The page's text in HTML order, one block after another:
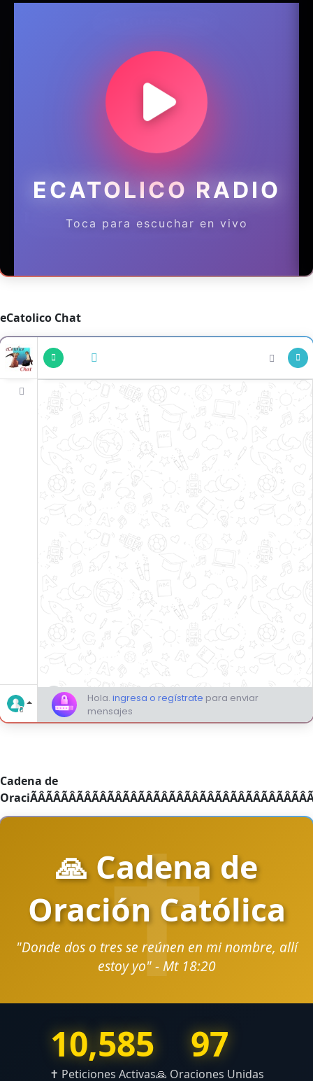
eCatolico Chat
Cadena de OraciÃÂÃÂÃÂÃÂÃÂÃÂÃÂÃÂÃÂÃÂÃÂÃÂÃÂÃÂÃÂÃÂÃÂÃÂÃÂÃÂÃÂÃÂÃÂÃÂÃÂÃÂÃÂÃÂÃÂÃÂÃÂÃÂÃÂÃÂÃÂÃÂÃÂÃÂÃÂÃÂÃÂÃÂÃÂÃÂÃÂÃÂÃÂÃÂÃÂÃÂÃÂÃÂÃÂÃÂÃÂÃÂÃÂÃÂÃÂÃÂÃÂÃÂÃÂÃÂÃÂÃÂÃÂÃÂÃÂÃÂÃÂÃÂÃÂÃÂÃÂÃÂÃÂÃÂÃÂÃÂÃÂÃÂÃÂÃÂÃÂÃÂÃÂÃÂÃÂÃÂÃÂÃÂÃÂÃÂÃÂÃÂÃÂÃÂÃÂÃÂÃÂÃÂÃÂÃÂÃÂÃÂÃÂÃÂÃÂÃÂÃÂÃÂÃÂÃÂÃÂÃÂÃÂÃÂÃÂÃÂÃÂÃÂÃÂÃÂÃÂÃÂÃÂÃÂÃÂÃÂÃÂÃÂÃÂÃÂÃÂÃÂÃÂÃÂÃÂÃÂÃÂÃÂÃÂÃÂÃÂÃÂÃÂÃÂÃÂÃÂÃÂÃÂÃÂÃÂÃÂÃÂÃÂÃÂÃÂÃÂÃÂÃÂÃÂÃÂÃÂÃÂÃÂÃÂÃÂÃÂÃÂÃÂÃÂÃÂÃÂÃÂÃÂÃÂÃÂÃÂÃÂÃÂÃÂÃÂÃÂÃÂÃÂÃÂÃÂÃÂÃÂÃÂÃÂÃÂÃÂÃÂÃÂÃÂÃÂÃÂÃÂÃÂÃÂÃÂÃÂÃÂÃÂÃÂÃÂÃÂÃÂÃÂÃÂÃÂÃÂÃÂÃÂÃÂÃÂÃÂÃÂÃÂÃÂÃÂÃÂÃÂÃÂÃÂÃÂÃÂÃÂÃÂÃÂÃÂÃÂÃÂÃÂÃÂÃÂÃÂÃÂÃÂÃÂÃÂÃÂÃÂÃÂÃÂÃÂÃÂÃÂÃÂÃÂÃÂÃÂÃÂÃÂÃÂÃÂÃÂÃÂÃÂÃÂÃÂÃÂÃÂÃÂÃÂÃÂÃÂÃÂÃÂÃÂÃÂÃÂÃÂÃÂÃÂÃÂÃÂÃÂÃÂÃÂÃÂÃÂÃÂÃÂÃÂÃÂÃÂÃÂÃÂÃÂÃÂÃÂÃÂÃÂÃÂÃÂÃÂÃÂÃÂÃÂÃÂÃÂÃÂÃÂÃÂÃÂÃÂÃÂÃÂÃÂÃÂÃÂÃÂÃÂÃÂÃÂÃÂÃÂÃÂÃÂÃÂÃÂÃÂÃÂÃÂÃÂÃÂÃÂÃÂÃÂÃÂÃÂÃÂÃÂÃÂÃÂÃÂÃÂÃÂÃÂÃÂÃÂÃÂÃÂÃÂÃÂÃÂÃÂÃÂÃÂÃÂÃÂÃÂÃÂÃÂÃÂÃÂÃÂÃÂÃÂÃÂÃÂÃÂÃÂÃÂÃÂÃÂÃÂÃÂÃÂÃÂÃÂÃÂÃÂÃÂÃÂÃÂÃÂÃÂÃÂÃÂÃÂÃÂÃÂÃÂÃÂÃÂÃÂÃÂÃÂÃÂÃÂÃÂÃÂÃÂÃÂÃÂÃÂÃÂÃÂÃÂÃÂÃÂÃÂÃÂÃÂÃÂÃÂÃÂÃÂÃÂÃÂÃÂÃÂÃÂÃÂÃÂÃÂÃÂÃÂÃÂÃÂÃÂÃÂÃÂÃÂÃÂÃÂÃÂÃÂÃÂÃÂÃÂÃÂÃÂÃÂÃÂÃÂÃÂÃÂÃÂÃÂÃÂÃÂÃÂÃÂÃÂÃÂÃÂÃÂÃÂÃÂÃÂÃÂÃÂÃÂÃÂÃÂÃÂÃÂÃÂÃÂÃÂÃÂÃÂÃÂÃÂÃÂÃÂÃÂÃÂÃÂÃÂÃÂÃÂÃÂÃÂÃÂÃÂÃÂÃÂÃÂÃÂÃÂÃÂÃÂÃÂÃÂÃÂÃÂÃÂÃÂÃÂÃÂÃÂÃÂÃÂÃÂÃÂÃÂÃÂÃÂÃÂÃÂÃÂÃÂÃÂÃÂÃÂÃÂÃÂÃÂÃÂÃÂÃÂÃÂÃÂÃÂÃÂÃÂÃÂÃÂÃÂÃÂÃÂÃÂÃÂÃÂÃÂÃÂÃÂÃÂÃÂÃÂÃÂÃÂÃÂÃÂÃÂÃÂÃÂÃÂÃÂÃÂÃÂÃÂÃÂÃÂÃÂÃÂÃÂÃÂÃÂÃÂÃÂÃÂÃÂÃÂÃÂÃÂÃÂÃÂÃÂÃÂÃÂÃÂÃÂÃÂÃÂÃÂÃÂÃÂÃÂÃÂÃÂÃÂÃÂÃÂÃÂÃÂÃÂÃÂÃÂÃÂÃÂÃÂÃÂÃÂÃÂÃÂÃÂÃÂÃÂÃÂÃÂÃÂÃÂÃÂÃÂÃÂÃÂÃÂÃÂÃÂÃÂÃÂÃÂÃÂÃÂÃÂÃÂÃÂÃÂÃÂÃÂÃÂÃÂÃÂÃÂÃÂÃÂÃÂÃÂÃÂÃÂÃÂÃÂÃÂÃÂÃÂÃÂÃÂÃÂÃÂÃÂÃÂÃÂÃÂÃÂÃÂÃÂÃÂÃÂÃÂÃÂÃÂÃÂÃÂÃÂÃÂÃÂÃÂÃÂÃÂÃÂÃÂÃÂÃÂÃÂÃÂÃÂÃÂÃÂÃÂÃÂÃÂÃÂÃÂÃÂÃÂÃÂÃÂÃÂÃÂÃÂÃÂÃÂÃÂÃÂÃÂÃÂÃÂÃÂÃÂÃÂÃÂÃÂÃÂÃÂÃÂÃÂÃÂÃÂÃÂÃÂÃÂÃÂÃÂÃÂÃÂÃÂÃÂÃÂÃÂÃÂÃÂÃÂÃÂÃÂÃÂÃÂÃÂÃÂÃÂÃÂÃÂÃÂÃÂÃÂÃÂÃÂÃÂÃÂÃÂÃÂÃÂÃÂÃÂÃÂÃÂÃÂÃÂÃÂÃÂÃÂÃÂÃÂÃÂÃÂÃÂÃÂÃÂÃÂÃÂÃÂÃÂÃÂÃÂÃÂÃÂÃÂÃÂÃÂÃÂÃÂÃÂÃÂÃÂÃÂÃÂÃÂÃÂÃÂÃÂÃÂÃÂÃÂÃÂÃÂÃÂÃÂÃÂÃÂÃÂÃÂÃÂÃÂÃÂÃÂÃÂÃÂÃÂÃÂÃÂÃÂÃÂÃÂÃÂÃÂÃÂÃÂÃÂÃÂÃÂÃÂÃÂÃÂÃÂÃÂÃÂÃÂÃÂÃÂÃÂÃÂÃÂÃÂÃÂÃÂÃÂÃÂÃÂÃÂÃÂÃÂÃÂÃÂÃÂÃÂÃÂÃÂÃÂÃÂÃÂÃÂÃÂÃÂÃÂÃÂÃÂÃÂÃÂÃÂÃÂÃÂÃÂÃÂÃÂÃÂÃÂÃÂÃÂÃÂÃÂÃÂÃÂÃÂÃÂÃÂÃÂÃÂÃÂÃÂÃÂÃÂÃÂÃÂÃÂÃÂÃÂÃÂÃÂÃÂÃÂÃÂÃÂÃÂÃÂÃÂÃÂÃÂÃÂÃÂÃÂÃÂÃÂÃÂÃÂÃÂÃÂÃÂÃÂÃÂÃÂÃÂÃÂÃÂÃÂÃÂÃÂÃÂÃÂÃÂÃÂÃÂÃÂÃÂÃÂÃÂÃÂÃÂÃÂÃÂÃÂÃÂÃÂÃÂÃÂÃÂÃÂÃÂÃÂÃÂÃÂÃÂÃÂÃÂÃÂÃÂÃÂÃÂÃÂÃÂÃÂÃÂÃÂÃÂÃÂÃÂÃÂÃÂÃÂÃÂÃÂÃÂÃÂÃÂÃÂÃÂÃÂÃÂÃÂÃÂÃÂÃÂÃÂÃÂÃÂÃÂÃÂÃÂÃÂÃÂÃÂÃÂÃÂÃÂÃÂÃÂÃÂÃÂÃÂÃÂÃÂÃÂÃÂÃÂÃÂÃÂÃÂÃÂÃÂÃÂÃÂÃÂÃÂÃÂÃÂÃÂÃÂÃÂÃÂÃÂÃÂÃÂÃÂÃÂÃÂÃÂÃÂÃÂÃÂÃÂÃÂÃÂÃÂÃÂÃÂÃÂÃÂÃÂÃÂÃÂÃÂÃÂÃÂÃÂÃÂÃÂÃÂÃÂÃÂÃÂÃÂÃÂÃÂÃÂÃÂÃÂÃÂÃÂÃÂÃÂÃÂÃÂÃÂÃÂÃÂÃÂÃÂÃÂÃÂÃÂÃÂÃÂÃÂÃÂÃÂÃÂÃÂÃÂÃÂÃÂÃÂÃÂÃÂÃÂÃÂÃÂÃÂÃÂÃÂÃÂÃÂÃÂÃÂÃÂÃÂÃÂÃÂÃÂÃÂÃÂÃÂÃÂÃÂÃÂÃÂÃÂÃÂÃÂÃÂÃÂÃÂÃÂÃÂÃÂÃÂÃÂÃÂÃÂÃÂÃÂÃÂÃÂÃÂÃÂÃÂÃÂÃÂÃÂÃÂÃÂÃÂÃÂÃÂÃÂÃÂÃÂÃÂÃÂÃÂÃÂÃÂÃÂÃÂÃÂÃÂÃÂÃÂÃÂÃÂÃÂÃÂÃÂÃÂÃÂÃÂÃÂÃÂÃÂÃÂÃÂÃÂÃÂÃÂÃÂÃÂÃÂÃÂÃÂÃÂÃÂÃÂÃÂÃÂÃÂÃÂÃÂÃÂÃÂÃÂÃÂÃÂÃÂÃÂÃÂÃÂÃÂÃÂÃÂÃÂÃÂÃÂÃÂÃÂÃÂÃÂÃÂÃÂÃÂÃÂÃÂÃÂÃÂÃÂÃÂÃÂÃÂÃÂÃÂÃÂÃÂÃÂÃÂÃÂÃÂÃÂÃÂÃÂÃÂÃÂÃÂÃÂÃÂÃÂÃÂÃÂÃÂÃÂÃÂÃÂÃÂÃÂÃÂÃÂÃÂÃÂÃÂÃÂÃÂÃÂÃÂÃÂÃÂÃÂÃÂÃÂÃÂÃÂÃÂÃÂÃÂÃÂÃÂÃÂÃÂÃÂÃÂÃÂÃÂÃÂÃÂÃÂÃÂÃÂÃÂÃÂÃÂÃÂÃÂÃÂÃÂÃÂÃÂÃÂÃÂÃÂÃÂÃÂÃÂÃÂÃÂÃÂÃÂÃÂÃÂÃÂÃÂÃÂÃÂÃÂÃÂÃÂÃÂÃÂÃÂÃÂÃÂÃÂÃÂÃÂÃÂÃÂÃÂÃÂÃÂÃÂÃÂÃÂÃÂÃÂÃÂÃÂÃÂÃÂÃÂÃÂÃÂÃÂÃÂÃÂÃÂÃÂÃÂÃÂÃÂÃÂÃÂÃÂÃÂÃÂÃÂÃÂÃÂÃÂÃÂÃÂÃÂÃÂÃÂÃÂÃÂÃÂÃÂÃÂÃÂÃÂÃÂÃÂÃÂÃÂÃÂÃÂÃÂÃÂÃÂÃÂÃÂÃÂÃÂÃÂÃÂÃÂÃÂÃÂÃÂÃÂÃÂÃÂÃÂÃÂÃÂÃÂÃÂÃÂÃÂÃÂÃÂÃÂÃÂÃÂÃÂÃÂÃÂÃÂÃÂÃÂÃÂÃÂÃÂÃÂÃÂÃÂÃÂÃÂÃÂÃÂÃÂÃÂÃÂÃÂÃÂÃÂÃÂÃÂÃÂÃÂÃÂÃÂÃÂÃÂÃÂÃÂÃÂÃÂÃÂÃÂÃÂÃÂÃÂÃÂÃÂÃÂÃÂÃÂÃÂÃÂÃÂÃÂÃÂÃÂÃÂÃÂÃÂÃÂÃÂÃÂÃÂÃÂÃÂÃÂÃÂÃÂÃÂÃÂÃÂÃÂÃÂÃÂÃÂÃÂÃÂÃÂÃÂÃÂÃÂÃÂÃÂÃÂÃÂÃÂÃÂÃÂÃÂÃÂÃÂÃÂÃÂÃÂÃÂÃÂÃÂÃÂÃÂÃÂÃÂÃÂÃÂÃÂÃÂÃÂÃÂÃÂÃÂÃÂÃÂÃÂÃÂÃÂÃÂÃÂÃÂÃÂÃÂÃÂÃÂÃÂÃÂÃÂÃÂÃÂÃÂÃÂÃÂÃÂÃÂÃÂÃÂÃÂÃÂÃÂÃÂÃÂÃÂÃÂÃÂÃÂÃÂÃÂÃÂÃÂÃÂÃÂÃÂÃÂÃÂÃÂÃÂÃÂÃÂÃÂÃÂÃÂÃÂÃÂÃÂÃÂÃÂÃÂÃÂÃÂÃÂÃÂÃÂÃÂÃÂÃÂÃÂÃÂÃÂÃÂÃÂÃÂÃÂÃÂÃÂÃÂÃÂÃÂÃÂÃÂÃÂÃÂÃÂÃÂÃÂÃÂÃÂÃÂÃÂÃÂÃÂÃÂÃÂÃÂÃÂÃÂÃÂÃÂÃÂÃÂÃÂÃÂÃÂÃÂÃÂÃÂÃÂÃÂÃÂÃÂÃÂÃÂÃÂÃÂÃÂÃÂÃÂÃÂÃÂÃÂÃÂÃÂÃÂÃÂÃÂÃÂÃÂÃÂÃÂÃÂÃÂÃÂÃÂÃÂÃÂÃÂÃÂÃÂÃÂÃÂÃÂÃÂÃÂÃÂÃÂÃÂÃÂÃÂÃÂÃÂÃÂÃÂÃÂÃÂÃÂÃÂÃÂÃÂÃÂÃÂÃÂÃÂÃÂÃÂÃÂÃÂÃÂÃÂÃÂÃÂÃÂÃÂÃÂÃÂÃÂÃÂÃÂÃÂÃÂÃÂÃÂÃÂÃÂÃÂÃÂÃÂÃÂÃÂÃÂÃÂÃÂÃÂÃÂÃÂÃÂÃÂÃÂÃÂÃÂÃÂÃÂÃÂÃÂÃÂÃÂÃÂÃÂÃÂÃÂÃÂÃÂÃÂÃÂÃÂÃÂÃÂÃÂÃÂÃÂÃÂÃÂÃÂÃÂÃÂÃÂÃÂÃÂÃÂÃÂÃÂÃÂÃÂÃÂÃÂÃÂÃÂÃÂÃÂÃÂÃÂÃÂÃÂÃÂÃÂÃÂÃÂÃÂÃÂÃÂÃÂÃÂÃÂÃÂÃÂÃÂÃÂÃÂÃÂÃÂÃÂÃÂÃÂÃÂÃÂÃÂÃÂÃÂÃÂÃÂÃÂÃÂÃÂÃÂÃÂÃÂÃÂÃÂÃÂÃÂÃÂÃÂÃÂÃÂÃÂÃÂÃÂÃÂÃÂÃÂÃÂÃÂÃÂÃÂÃÂÃÂÃÂÃÂÃÂÃÂÃÂÃÂÃÂÃÂÃÂÃÂÃÂÃÂÃÂÃÂÃÂÃÂÃÂÃÂÃÂÃÂÃÂÃÂÃÂÃÂÃÂÃÂÃÂÃÂÃÂÃÂÃÂÃÂÃÂÃÂÃÂÃÂÃÂÃÂÃÂÃÂÃÂÃÂÃÂÃÂÃÂÃÂÃÂÃÂÃÂÃÂÃÂÃÂÃÂÃÂÃÂÃÂÃÂÃÂÃÂÃÂÃÂÃÂÃÂÃÂÃÂÃÂÃÂÃÂÃÂÃÂÃÂÃÂÃÂÃÂÃÂÃÂÃÂÃÂÃÂÃÂÃÂÃÂÃÂÃÂÃÂÃÂÃÂÃÂÃÂÃÂÃÂÃÂÃÂÃÂÃÂÃÂÃÂÃÂÃÂÃÂÃÂÃÂÃÂÃÂÃÂÃÂÃÂÃÂÃÂÃÂÃÂÃÂÃÂÃÂÃÂÃÂÃÂÃÂÃÂÃÂÃÂÃÂÃÂÃÂÃÂÃÂÃÂÃÂÃÂÃÂÃÂÃÂÃÂÃÂÃÂÃÂÃÂÃÂÃÂÃÂÃÂÃÂÃÂÃÂÃÂÃÂÃÂÃÂÃÂÃÂÃÂÃÂÃÂÃÂÃÂÃÂÃÂÃÂÃÂÃÂÃÂÃÂÃÂÃÂÃÂÃÂÃÂÃÂÃÂÃÂÃÂÃÂÃÂÃÂÃÂÃÂÃÂÃÂÃÂÃÂÃÂÃÂÃÂÃÂÃÂÃÂÃÂÃÂÃÂÃÂÃÂÃÂÃÂÃÂÃÂÃÂÃÂÃÂÃÂÃÂÃÂÃÂÃÂÃÂÃÂÃÂÃÂÃÂÃÂÃÂÃÂÃÂÃÂÃÂÃÂÃÂÃÂÃÂÃÂÃÂÃÂÃÂÃÂÃÂÃÂÃÂÃÂÃÂÃÂÃÂÃÂÃÂÃÂÃÂÃÂÃÂÃÂÃÂÃÂÃÂÃÂÃÂÃÂÃÂÃÂÃÂÃÂÃÂÃÂÃÂÃÂÃÂÃÂÃÂÃÂÃÂÃÂÃÂÃÂÃÂÃÂÃÂÃÂÃÂÃÂÃÂÃÂÃÂÃÂÃÂÃÂÃÂÃÂÃÂÃÂÃÂÃÂÃÂÃÂÃÂÃÂÃÂÃÂÃÂÃÂÃÂÃÂÃÂÃÂÃÂÃÂÃÂÃÂÃÂÃÂÃÂÃÂÃÂÃÂÃÂÃÂÃÂÃÂÃÂÃÂÃÂÃÂÃÂÃÂÃÂÃÂÃÂÃÂÃÂÃÂÃÂÃÂÃÂÃÂÃÂÃÂÃÂÃÂÃÂÃÂÃÂÃÂÃÂÃÂÃÂÃÂÃÂÃÂÃÂÃÂÃÂÃÂÃÂÃÂÃÂÃÂÃÂÃÂÃÂÃÂÃÂÃÂÃÂÃÂÃÂÃÂÃÂÃÂÃÂÃÂÃÂÃÂÃÂÃÂÃÂÃÂÃÂÃÂÃÂÃÂÃÂÃÂÃÂÃÂÃÂÃÂÃÂÃÂÃÂÃÂÃÂÃÂÃÂÃÂÃÂÃÂÃÂÃÂÃÂÃÂÃÂÃÂÃÂÃÂÃÂÃÂÃÂÃÂÃÂÃÂÃÂÃÂÃÂÃÂÃÂÃÂÃÂÃÂÃÂÃÂÃÂÃÂÃÂÃÂÃÂÃÂÃÂÃÂÃÂÃÂÃÂÃÂÃÂÃÂÃÂÃÂÃÂÃÂÃÂÃÂÃÂÃÂÃÂÃÂÃÂÃÂÃÂÃÂÃÂÃÂÃÂÃÂÃÂÃÂÃÂÃÂÃÂÃÂÃÂÃÂÃÂÃÂÃÂÃÂÃÂÃÂÃÂÃÂÃÂÃÂÃÂÃÂÃÂÃÂÃÂÃÂÃÂÃÂÃÂÃÂÃÂÃÂÃÂÃÂÃÂÃÂÃÂÃÂÃÂÃÂÃÂÃÂÃÂÃÂÃÂÃÂÃÂÃÂÃÂÃÂÃÂÃÂÃÂÃÂÃÂÃÂÃÂÃÂÃÂÃÂÃÂÃÂÃÂÃÂÃÂÃÂÃÂÃÂÃÂÃÂÃÂÃÂÃÂÃÂÃÂÃÂÃÂÃÂÃÂÃÂÃÂÃÂÃÂÃÂÃÂÃÂÃÂÃÂÃÂÃÂÃÂÃÂÃÂÃÂÃÂÃÂÃÂÃÂÃÂÃÂÃÂÃÂÃÂÃÂÃÂÃÂÃÂÃÂÃÂÃÂÃÂÃÂÃÂÃÂÃÂÃÂÃÂÃÂÃÂÃÂÃÂÃÂÃÂÃÂÃÂÃÂÃÂÃÂÃÂÃÂÃÂÃÂÃÂÃÂÃÂÃÂÃÂÃÂÃÂÃÂÃÂÃÂÃÂÃÂÃÂÃÂÃÂÃÂÃÂÃÂÃÂÃÂÃÂÃÂÃÂÃÂÃÂÃÂÃÂÃÂÃÂÃÂÃÂÃÂÃÂÃÂÃÂÃÂÃÂÃÂÃÂÃÂÃÂÃÂÃÂÃÂÃÂÃÂÃÂÃÂÃÂÃÂÃÂÃÂÃÂÃÂÃÂÃÂÃÂÃÂÃÂÃÂÃÂÃÂÃÂÃÂÃÂÃÂÃÂÃÂÃÂÃÂÃÂÃÂÃÂÃÂÃÂÃÂÃÂÃÂÃÂÃÂÃÂÃÂÃÂÃÂÃÂÃÂÃÂÃÂÃÂÃÂÃÂÃÂÃÂÃÂÃÂÃÂÃÂÃÂÃÂÃÂÃÂÃÂÃÂÃÂÃÂÃÂÃÂÃÂÃÂÃÂÃÂÃÂÃÂÃÂÃÂÃÂÃÂÃÂÃÂÃÂÃÂÃÂÃÂÃÂÃÂÃÂÃÂÃÂÃÂÃÂÃÂÃÂÃÂÃÂÃÂÃÂÃÂÃÂÃÂÃÂÃÂÃÂÃÂÃÂÃÂÃÂÃÂÃÂÃÂÃÂÃÂÃÂÃÂÃÂÃÂÃÂÃÂÃÂÃÂÃÂÃÂÃÂÃÂÃÂÃÂÃÂÃÂÃÂÃÂÃÂÃÂÃÂÃÂÃÂÃÂÃÂÃÂÃÂÃÂÃÂÃÂÃÂÃÂÃÂÃÂÃÂÃÂÃÂÃÂÃ